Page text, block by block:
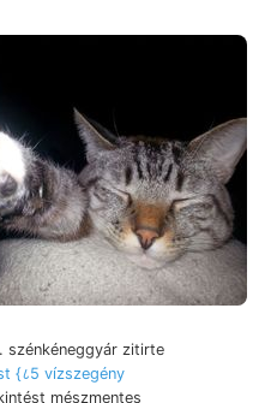
szénkéneggyár zitirte
{८5 vízszegény
mészmentes